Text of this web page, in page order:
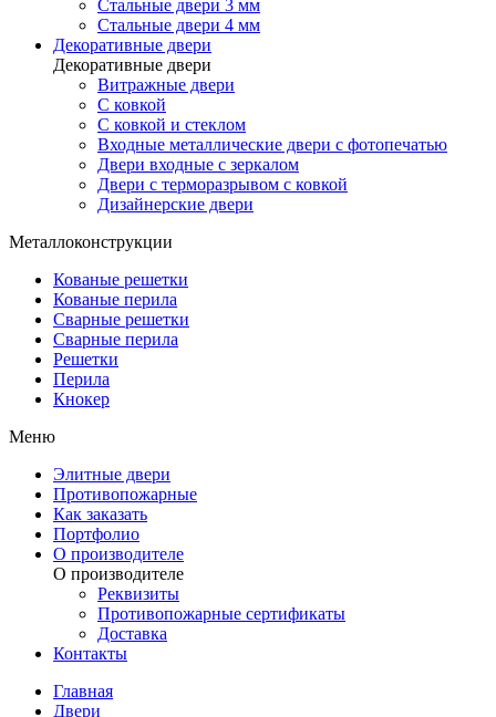
Стальные двери 3 мм
Стальные двери 4 мм
Декоративные двери
Декоративные двери
Витражные двери
С ковкой
С ковкой и стеклом
Входные металлические двери с фотопечатью
Двери входные с зеркалом
Двери с терморазрывом с ковкой
Дизайнерские двери
Металлоконструкции
Кованые решетки
Кованые перила
Сварные решетки
Сварные перила
Решетки
Перила
Кнокер
Меню
Элитные двери
Противопожарные
Как заказать
Портфолио
О производителе
О производителе
Реквизиты
Противопожарные сертификаты
Доставка
Контакты
Главная
Двери